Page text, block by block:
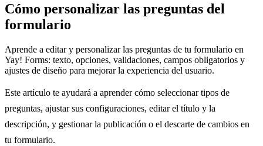
Cómo personalizar las preguntas del
formulario
Aprende a editar y personalizar las preguntas de tu formulario en
Yay! Forms: texto, opciones, validaciones, campos obligatorios y
ajustes de diseño para mejorar la experiencia del usuario.
Este artículo te ayudará a aprender cómo seleccionar tipos de
preguntas, ajustar sus configuraciones, editar el título y la
descripción, y gestionar la publicación o el descarte de cambios en
tu formulario.